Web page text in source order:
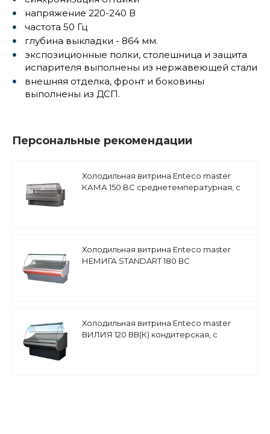
напряжение 220-240 В
частота 50 Гц
глубина выкладки - 864 мм.
экспозиционные полки, столешница и защита
испарителя выполнены из нержавеющей стали
внешняя отделка, фронт и боковины
выполнены из ДСП.
Персональные рекомендации
Холодильная витрина Enteco master
КАМА 150 BC среднетемпературная, с
Холодильная витрина Enteco master
НЕМИГА STANDART 180 ВС
Холодильная витрина Enteco master
ВИЛИЯ 120 ВВ(К) кондитерская, с